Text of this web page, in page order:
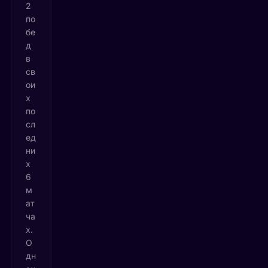
2
по
бе
д
в
св
ои
х
по
сл
ед
ни
х
6
м
ат
ча
х.
О
дн